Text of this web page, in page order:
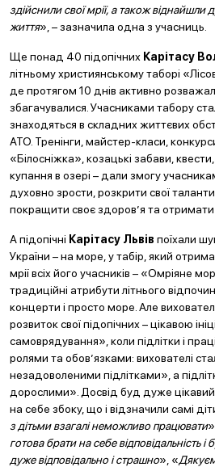
здійснили свої мрії, а також
життя», – зазначила одна з учасниць.
Ще понад 40 підопічних Карітасу
літньому християнському таборі
де протягом 10 днів активно
збагачувалися. Учасниками табору
знаходяться в складних життєвих
АТО. Тренінги, майстер-класи, конкурси
«Білосніжка», козацькі забави,
купання в озері – дали змогу
духовно зрости, розкрити свої
покращити своє здоров’я та отримати
А підопічні Карітасу Львів поїхали
України – на море, у табір, який
мрії всіх його учасників – «Омріяне
традиційні атрибути літнього
концерти і просто море. Але
розвиток свої підопічних – цікавою
самоврядування», коли підлітки і
ролями та обов’язками: вихователі
незадоволеними підлітками», а
дорослими». Досвід буд дуже
на себе збоку, що і відзначили самі
з дітьми взагалі неможливо працювати
готова брати на себе відповідальність і
дуже відповідально і страшно», «